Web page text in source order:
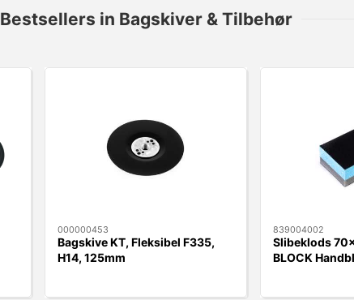
Bestsellers in Bagskiver & Tilbehør
000000453
Bagskive KT, Fleksibel F335,
H14, 125mm
839004002
Slibeklods
BLOCK